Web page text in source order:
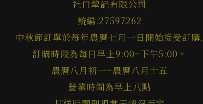
社口犂記有限公司
統編:27597262
中秋節訂單於每年農曆七月一日開始接受訂購,
訂購時段為每日早上9:00~下午5:00。
農曆八月初一~農曆八月十五
營業時間為早上八點